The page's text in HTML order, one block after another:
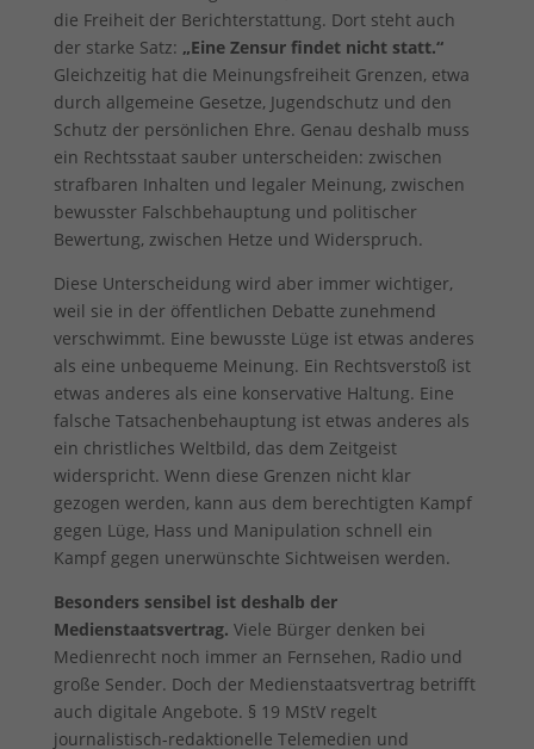
die Freiheit der Berichterstattung. Dort steht auch
der starke Satz: „Eine Zensur findet nicht statt.“
Gleichzeitig hat die Meinungsfreiheit Grenzen, etwa
durch allgemeine Gesetze, Jugendschutz und den
Schutz der persönlichen Ehre. Genau deshalb muss
ein Rechtsstaat sauber unterscheiden: zwischen
strafbaren Inhalten und legaler Meinung, zwischen
bewusster Falschbehauptung und politischer
Bewertung, zwischen Hetze und Widerspruch.
Diese Unterscheidung wird aber immer wichtiger,
weil sie in der öffentlichen Debatte zunehmend
verschwimmt. Eine bewusste Lüge ist etwas anderes
als eine unbequeme Meinung. Ein Rechtsverstoß ist
etwas anderes als eine konservative Haltung. Eine
falsche Tatsachenbehauptung ist etwas anderes als
ein christliches Weltbild, das dem Zeitgeist
widerspricht. Wenn diese Grenzen nicht klar
gezogen werden, kann aus dem berechtigten Kampf
gegen Lüge, Hass und Manipulation schnell ein
Kampf gegen unerwünschte Sichtweisen werden.
Besonders sensibel ist deshalb der
Medienstaatsvertrag. Viele Bürger denken bei
Medienrecht noch immer an Fernsehen, Radio und
große Sender. Doch der Medienstaatsvertrag betrifft
auch digitale Angebote. § 19 MStV regelt
journalistisch-redaktionelle Telemedien und